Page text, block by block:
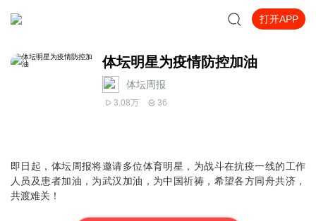
打开APP
体坛明星为疫情防控加油
体坛周报
3.08万 36
即日起，体坛周报将邀请多位体育明星，为战斗在抗疫一线的工作
人员及患者加油，为武汉加油，为中国祈祷，希望各方同舟共济，
共渡难关！